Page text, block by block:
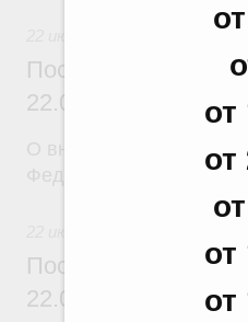
Постановление
22.07.2026 г. № 921
О внесении изменений
Федерации от 30
Постановление
22.07.2026 г. № 924